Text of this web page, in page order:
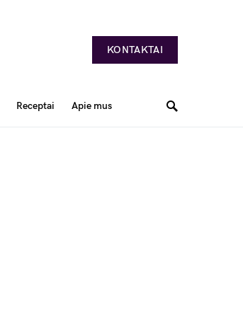
KONTAKTAI
Receptai Apie mus